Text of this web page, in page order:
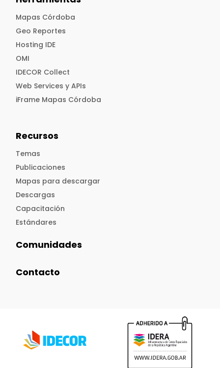
Mapas Córdoba
Geo Reportes
Hosting IDE
OMI
IDECOR Collect
Web Services y APIs
iFrame Mapas Córdoba
Recursos
Temas
Publicaciones
Mapas para descargar
Descargas
Capacitación
Estándares
Comunidades
Contacto